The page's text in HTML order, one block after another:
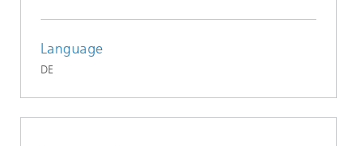
Language
DE